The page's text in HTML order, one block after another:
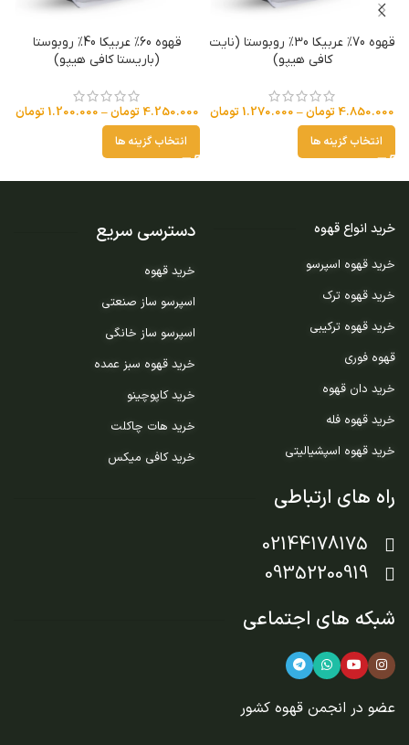
قهوه 70% عربیکا 30% روبوستا (نایت
کافی هیپو)
4.850.000 تومان–
1.270.000 تومان
انتخاب گزینه ها
قهوه 60% عربیکا 40% روبوستا
(باریستا کافی هیپو)
4.250.000 تومان–
1.200.000 تومان
انتخاب گزینه ها
خرید انواع قهوه
خرید قهوه اسپرسو
خرید قهوه ترک
خرید قهوه ترکیبی
قهوه فوری
خرید دان قهوه
خرید قهوه فله
خرید قهوه اسپشیالیتی
دسترسی سریع
خرید قهوه
اسپرسو ساز صنعتی
اسپرسو ساز خانگی
خرید قهوه سبز عمده
خرید کاپوچینو
خرید هات چاکلت
خرید کافی میکس
راه های ارتباطی
02144178175
09352200919
شبکه های اجتماعی
عضو در انجمن قهوه کشور